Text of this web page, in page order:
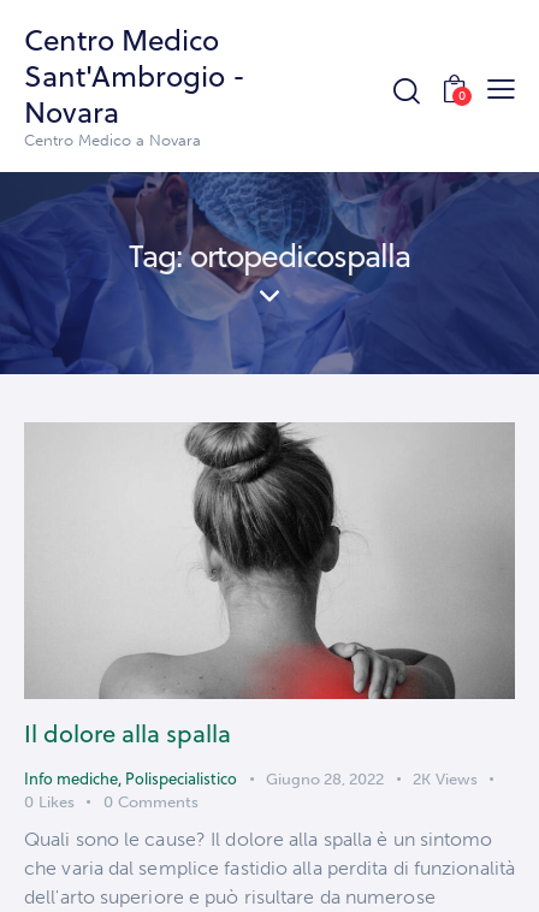
Centro Medico
Sant'Ambrogio -
Novara
Centro Medico a Novara
0
Tag: ortopedicospalla
Il dolore alla spalla
Info mediche, Polispecialistico Giugno 28, 2022 2K Views
0 Likes 0 Comments
Quali sono le cause? Il dolore alla spalla è un sintomo
che varia dal semplice fastidio alla perdita di funzionalità
dell'arto superiore e può risultare da numerose